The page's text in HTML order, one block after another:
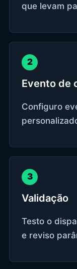
que levam
2
Evento de
Configuro
3
Validação
Testo o
e reviso